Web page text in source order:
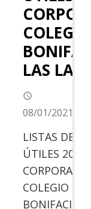
LAS
access_time
08/01/2021
LISTAS DE
ÚTILES 2021
COLEGIO
BONIFACIO